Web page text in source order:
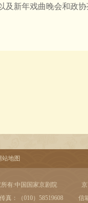
及新年戏曲晚会和政
站地图
所有:中国国家京剧院
传真：（010）58519608 信